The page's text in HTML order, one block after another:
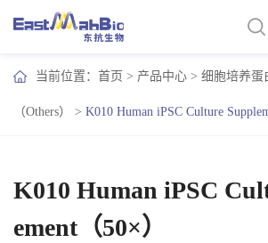
当前位置： 首页 > 产品中心 > 细胞培养蛋
（Others） > K010 Human iPSC Culture
K010 Human iPSC
ement（50×）